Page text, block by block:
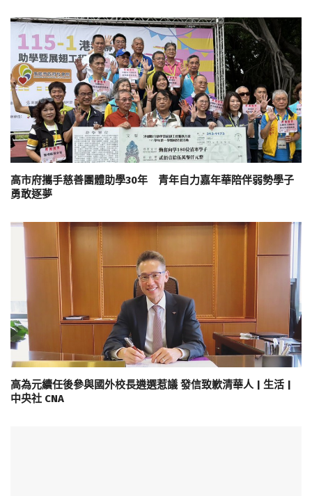
高市府攜手慈善團體助學30年 青年自力嘉年華陪伴弱勢學子
勇敢逐夢
高為元續任後參與國外校長遴選惹議 發信致歉清華人 | 生活 |
中央社 CNA